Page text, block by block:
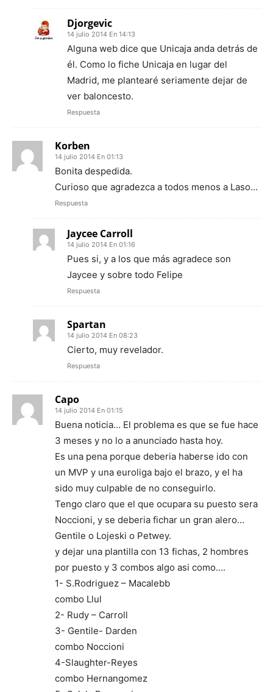
Djorgevic
14 julio 2014 En 14:13
Alguna web dice que Unicaja anda detrás de
él. Como lo fiche Unicaja en lugar del
Madrid, me plantearé seriamente dejar de
ver baloncesto.
Respuesta
Korben
14 julio 2014 En 01:13
Bonita despedida.
Curioso que agradezca a todos menos a Laso…
Respuesta
Jaycee Carroll
14 julio 2014 En 01:16
Pues si, y a los que más agradece son
Jaycee y sobre todo Felipe
Respuesta
Spartan
14 julio 2014 En 08:23
Cierto, muy revelador.
Respuesta
Capo
14 julio 2014 En 01:15
Buena noticia… El problema es que se fue hace
3 meses y no lo a anunciado hasta hoy.
Es una pena porque deberia haberse ido con
un MVP y una euroliga bajo el brazo, y el ha
sido muy culpable de no conseguirlo.
Tengo claro que el que ocupara su puesto sera
Noccioni, y se deberia fichar un gran alero…
Gentile o Lojeski o Petwey.
y dejar una plantilla con 13 fichas, 2 hombres
por puesto y 3 combos algo asi como….
1- S.Rodriguez – Macalebb
combo Llul
2- Rudy – Carroll
3- Gentile- Darden
combo Noccioni
4-Slaughter-Reyes
combo Hernangomez